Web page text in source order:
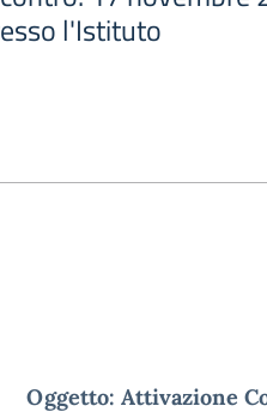
l'Istituto
Oggetto: Attivazione